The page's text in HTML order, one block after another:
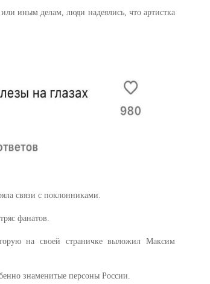
иным делам, люди надеялись, что артистка
связи с поклонниками.
фанатов.
на своей страничке выложил Максим
знаменитые персоны России.